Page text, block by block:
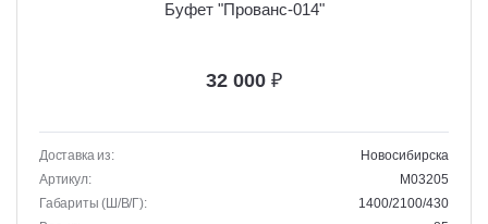
Буфет "Прованс-014"
32 000 ₽
Доставка из:
Новосибирска
Артикул:
M03205
Габариты (Ш/В/Г):
1400/2100/430